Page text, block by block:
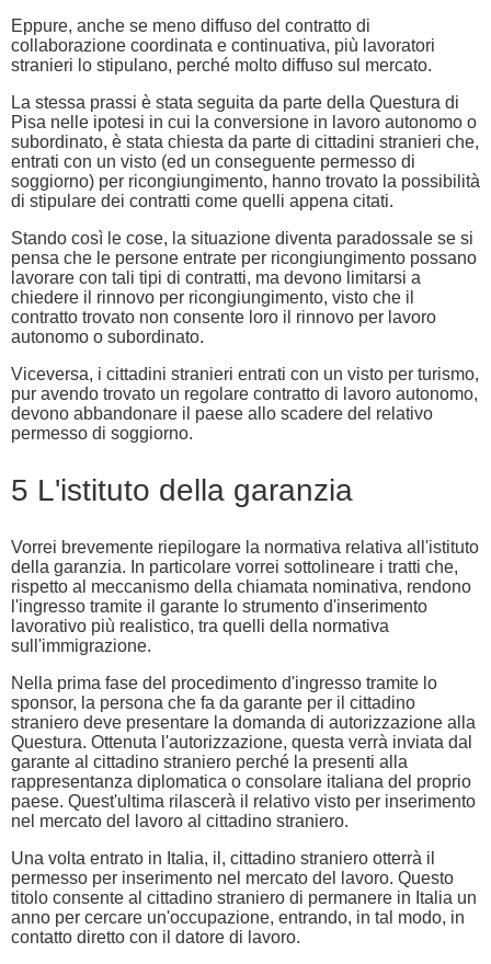
Eppure, anche se meno diffuso del contratto di
collaborazione coordinata e continuativa, più lavoratori
stranieri lo stipulano, perché molto diffuso sul mercato.
La stessa prassi è stata seguita da parte della Questura di
Pisa nelle ipotesi in cui la conversione in lavoro autonomo o
subordinato, è stata chiesta da parte di cittadini stranieri che,
entrati con un visto (ed un conseguente permesso di
soggiorno) per ricongiungimento, hanno trovato la possibilità
di stipulare dei contratti come quelli appena citati.
Stando così le cose, la situazione diventa paradossale se si
pensa che le persone entrate per ricongiungimento possano
lavorare con tali tipi di contratti, ma devono limitarsi a
chiedere il rinnovo per ricongiungimento, visto che il
contratto trovato non consente loro il rinnovo per lavoro
autonomo o subordinato.
Viceversa, i cittadini stranieri entrati con un visto per turismo,
pur avendo trovato un regolare contratto di lavoro autonomo,
devono abbandonare il paese allo scadere del relativo
permesso di soggiorno.
5 L'istituto della garanzia
Vorrei brevemente riepilogare la normativa relativa all'istituto
della garanzia. In particolare vorrei sottolineare i tratti che,
rispetto al meccanismo della chiamata nominativa, rendono
l'ingresso tramite il garante lo strumento d'inserimento
lavorativo più realistico, tra quelli della normativa
sull'immigrazione.
Nella prima fase del procedimento d'ingresso tramite lo
sponsor, la persona che fa da garante per il cittadino
straniero deve presentare la domanda di autorizzazione alla
Questura. Ottenuta l'autorizzazione, questa verrà inviata dal
garante al cittadino straniero perché la presenti alla
rappresentanza diplomatica o consolare italiana del proprio
paese. Quest'ultima rilascerà il relativo visto per inserimento
nel mercato del lavoro al cittadino straniero.
Una volta entrato in Italia, il, cittadino straniero otterrà il
permesso per inserimento nel mercato del lavoro. Questo
titolo consente al cittadino straniero di permanere in Italia un
anno per cercare un'occupazione, entrando, in tal modo, in
contatto diretto con il datore di lavoro.